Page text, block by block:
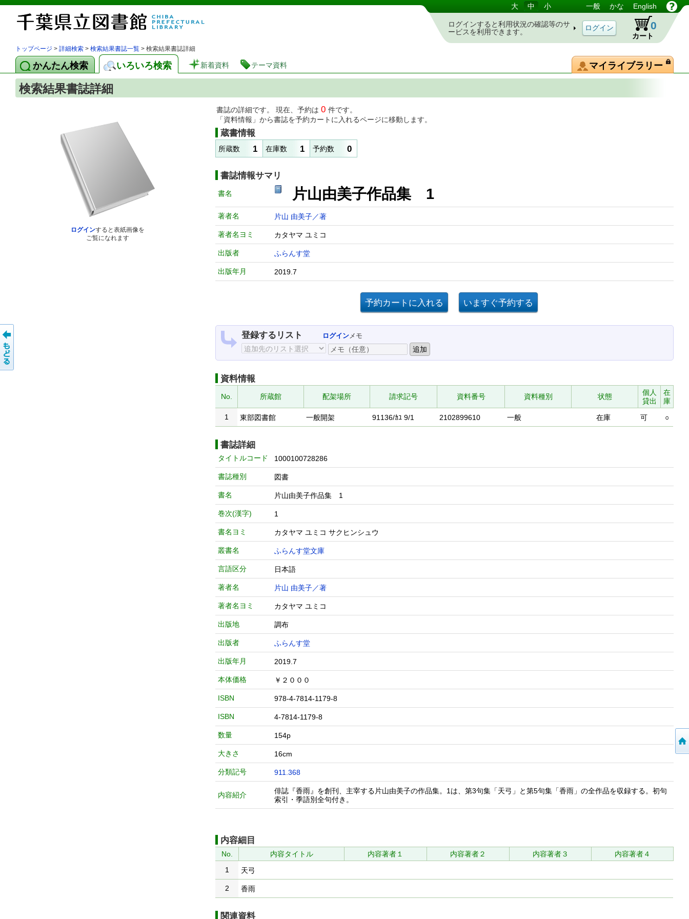
図書館 蔵書検索・予約システム 大 中 小 一般 かな English
ログインすると利用状況の確認等のサ
ービスを利用できます。
カート
0
トップページ > 詳細検索 > 検索結果書誌一覧 > 検索結果書誌詳細
かんたん検索 いろいろ検索 新着資料 テーマ資料 マイライブラリー
検索結果書誌詳細
ログインすると表紙画像を
ご覧になれます
書誌の詳細です。 現在、予約は 0 件です。
「資料情報」から書誌を予約カートに入れるページに移動します。
蔵書情報
所蔵数 1 在庫数 1 予約数 0
書誌情報サマリ
書名 片山由美子作品集 1
著者名 片山 由美子／著
著者名ヨミ カタヤマ ユミコ
出版者 ふらんす堂
出版年月 2019.7
登録するリスト ログインメモ
資料情報
No. 所蔵館 配架場所 請求記号 資料番号 資料種別 状態
個人
貸出
在
庫
1
東部図書館 一般開架 91136/ｶﾕ 9/1 2102899610 一般 在庫 可 ○
書誌詳細
タイトルコード 1000100728286
書誌種別 図書
書名 片山由美子作品集 1
巻次(漢字) 1
書名ヨミ カタヤマ ユミコ サクヒンシュウ
叢書名 ふらんす堂文庫
言語区分 日本語
著者名 片山 由美子／著
著者名ヨミ カタヤマ ユミコ
出版地 調布
出版者 ふらんす堂
出版年月 2019.7
本体価格 ￥２０００
ISBN 978-4-7814-1179-8
ISBN 4-7814-1179-8
数量 154p
大きさ 16cm
分類記号 911.368
内容紹介
俳誌『香雨』を創刊、主宰する片山由美子の作品集。1は、第3句集「天弓」と第5句集「香雨」の全作品を収録する。初句
索引・季語別全句付き。
内容細目
No. 内容タイトル 内容著者１ 内容著者２ 内容著者３
内容著者４
1
天弓
2 香雨
関連資料